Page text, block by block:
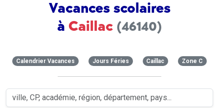
Vacances scolaires
à Caillac (46140)
Calendrier Vacances Jours Féries Caillac Zone C